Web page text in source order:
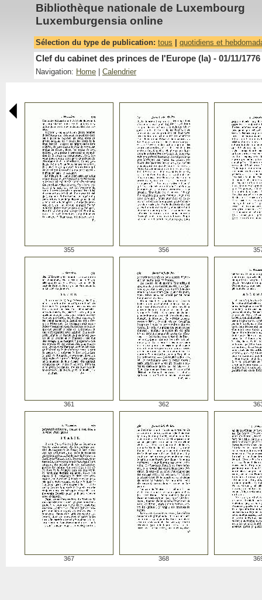
Bibliothèque nationale de Luxembourg
Luxemburgensia online
Sélection du type de publication: tous quotidiens et
Clef du cabinet des princes de l'Europe (la) - 01/11/1776
Navigation: Home Calendrier
355 356
361 362
367 368